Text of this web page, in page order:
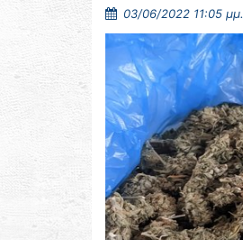
03/06/2022 11:05 μμ.